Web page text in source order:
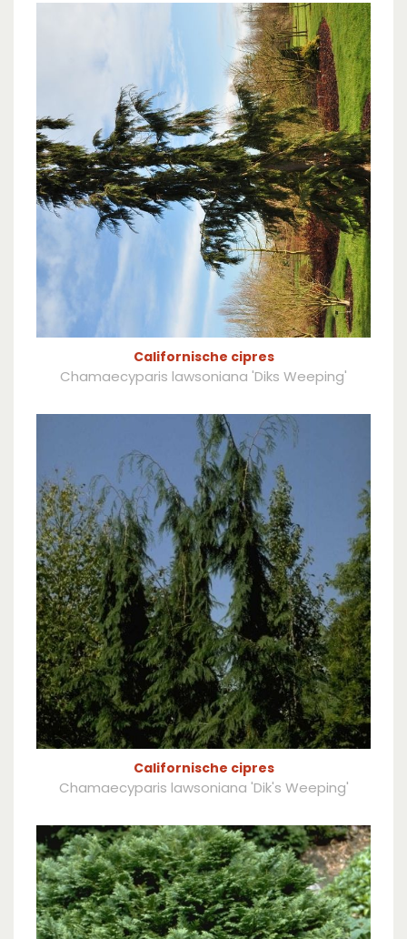
Californische cipres
Chamaecyparis lawsoniana 'Diks Weeping'
Californische cipres
Chamaecyparis lawsoniana 'Dik's Weeping'